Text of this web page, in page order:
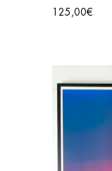
125,00€